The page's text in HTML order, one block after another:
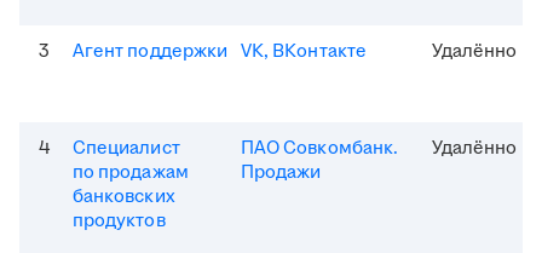
3 Агент поддержки VK, ВКонтакте Удалённо
4
Специалист
по продажам
банковских
продуктов
ПАО Совкомбанк.
Продажи
Удалённо